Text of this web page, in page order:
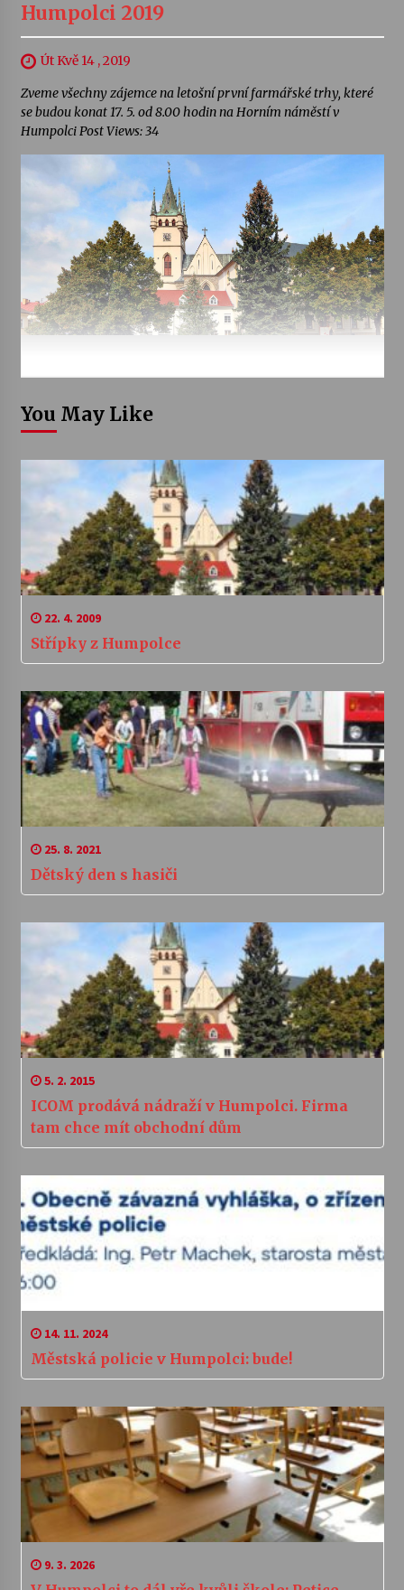
Humpolci 2019
Út Kvě 14 , 2019
Zveme všechny zájemce na letošní první farmářské trhy, které
se budou konat 17. 5. od 8.00 hodin na Horním náměstí v
Humpolci Post Views: 34
You May Like
22. 4. 2009
Střípky z Humpolce
25. 8. 2021
Dětský den s hasiči
5. 2. 2015
ICOM prodává nádraží v Humpolci. Firma
tam chce mít obchodní dům
14. 11. 2024
Městská policie v Humpolci: bude!
9. 3. 2026